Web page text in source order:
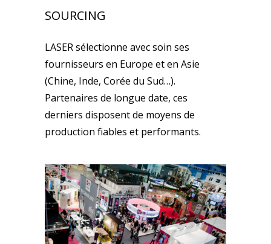
SOURCING
LASER sélectionne avec soin ses
fournisseurs en Europe et en Asie
(Chine, Inde, Corée du Sud…).
Partenaires de longue date, ces
derniers disposent de moyens de
production fiables et performants.